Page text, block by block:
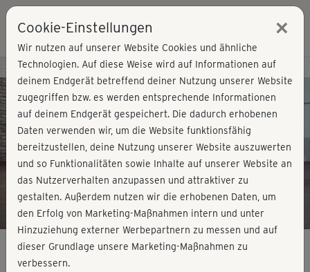
Play
Video
Kursvorschau - Jetzt mitmachen!
Cookie-Einstellungen ×
Wir nutzen auf unserer Website Cookies und ähnliche
Technologien. Auf diese Weise wird auf Informationen auf
deinem Endgerät betreffend deiner Nutzung unserer Website
zugegriffen bzw. es werden entsprechende Informationen
auf deinem Endgerät gespeichert. Die dadurch erhobenen
Daten verwenden wir, um die Website funktionsfähig
bereitzustellen, deine Nutzung unserer Website auszuwerten
und so Funktionalitäten sowie Inhalte auf unserer Website an
das Nutzerverhalten anzupassen und attraktiver zu
gestalten. Außerdem nutzen wir die erhobenen Daten, um
den Erfolg von Marketing-Maßnahmen intern und unter
Hinzuziehung externer Werbepartnern zu messen und auf
dieser Grundlage unsere Marketing-Maßnahmen zu
verbessern.